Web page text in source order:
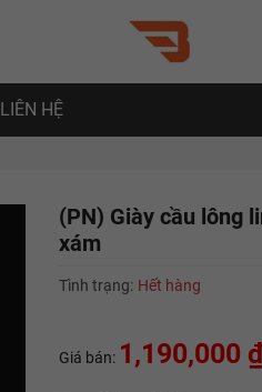
LIÊN HỆ
(PN) Giày cầu lông
xám
Tình trạng: Hết hàng
Giá bán: 1,190,000